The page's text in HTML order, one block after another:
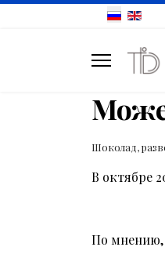
Шоколад,
В октябре
По мнению,